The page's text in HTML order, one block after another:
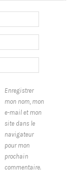
Enregistrer
mon nom, mon
e-mail et mon
site dans le
navigateur
pour mon
prochain
commentaire.